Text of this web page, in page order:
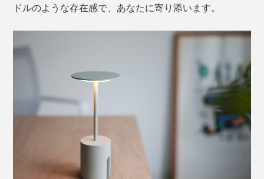
ドルのような存在感で、あなたに寄り添います。